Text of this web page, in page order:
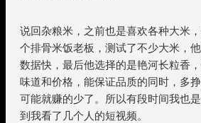
说回杂粮米，之前也是喜欢各种大米
个排骨米饭老板，测试了不少大米，
数据快，最后他选择的是艳河长粒香
味道和价格，能保证品质的同时，多
可能就赚的少了。所以有段时间我也
到我看了几个人的短视频。